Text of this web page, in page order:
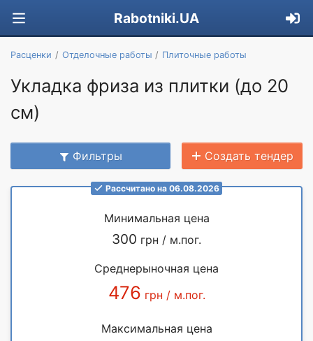
Rabotniki.UA
Расценки Отделочные работы Плиточные работы
Укладка фриза из плитки (до 20
см)
Фильтры Создать тендер
Рассчитано на 06.08.2026
Минимальная цена
300 грн / м.пог.
Среднерыночная цена
476 грн / м.пог.
Максимальная цена